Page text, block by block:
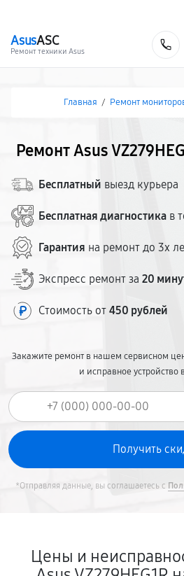
AsusASC
Ремонт техники Asus
Главная / Ремонт
Ремонт Asus
Бесплатный выезд курьера
Бесплатная диагностика в
Гарантия на ремонт до 3х
Экспресс ремонт за 20
Стоимость от 450 рублей
Закажите ремонт в нашем сервисном
и исправное устройство
*Отправляя данные, вы соглашаетесь с
Цены и